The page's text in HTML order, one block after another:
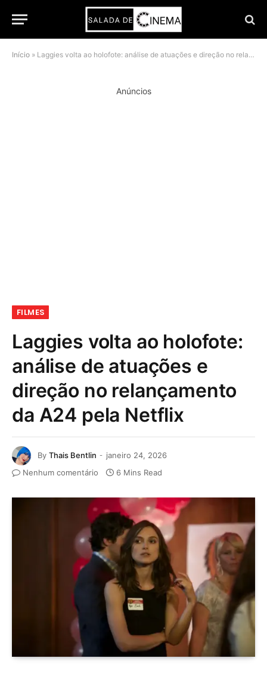
Início » Laggies volta ao holofote: análise de atuações e direção no relançamento da A24 pela Netflix
Anúncios
FILMES
Laggies volta ao holofote:
análise de atuações e
direção no relançamento
da A24 pela Netflix
By Thais Bentlin
janeiro 24, 2026
Nenhum comentário
6 Mins Read